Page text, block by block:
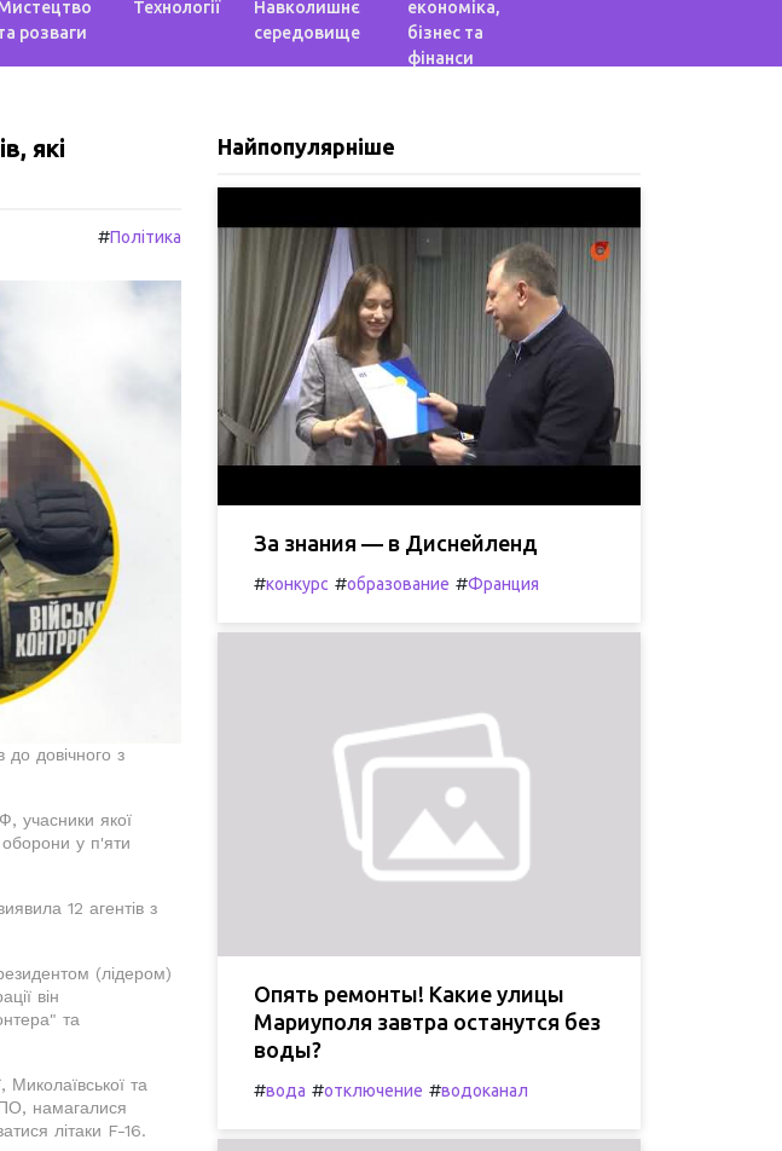
розваги
Технології
Навколишнє
середовище
економіка,
бізнес та
фінанси
які
#Політика
довічного з
учасники якої
оборони у п'яти
12 агентів з
(лідером)
він
та
Миколаївської та
намагалися
літаки F-16.
Найпопулярніше
За знания — в Диснейленд
#конкурс #образование #Франция
Опять ремонты! Какие улицы
Мариуполя завтра останутся без
воды?
#вода #отключение #водоканал